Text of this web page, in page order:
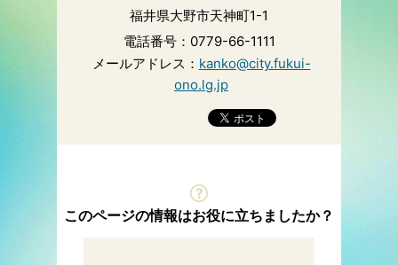
福井県大野市天神町1-1
電話番号：0779-66-1111
メールアドレス： kanko@city.fukui-
ono.lg.jp
このページの情報はお役に立ちましたか？